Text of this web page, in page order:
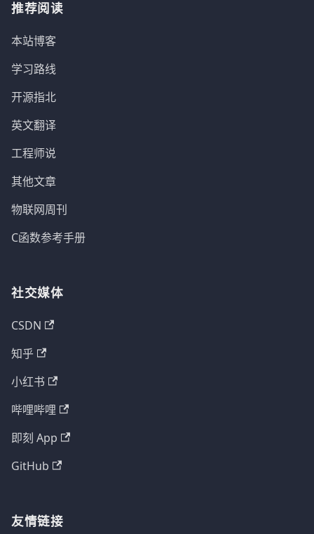
推荐阅读
本站博客
学习路线
开源指北
英文翻译
工程师说
其他文章
物联网周刊
C函数参考手册
社交媒体
CSDN
知乎
小红书
哔哩哔哩
即刻 App
GitHub
友情链接